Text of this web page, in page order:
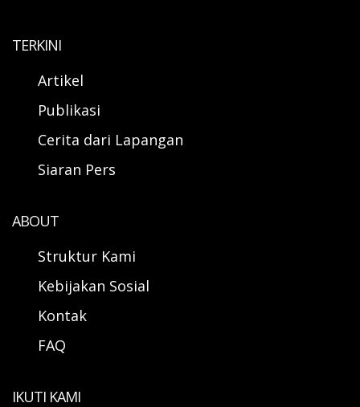
TERKINI
Artikel
Publikasi
Cerita dari Lapangan
Siaran Pers
ABOUT
Struktur Kami
Kebijakan Sosial
Kontak
FAQ
IKUTI KAMI